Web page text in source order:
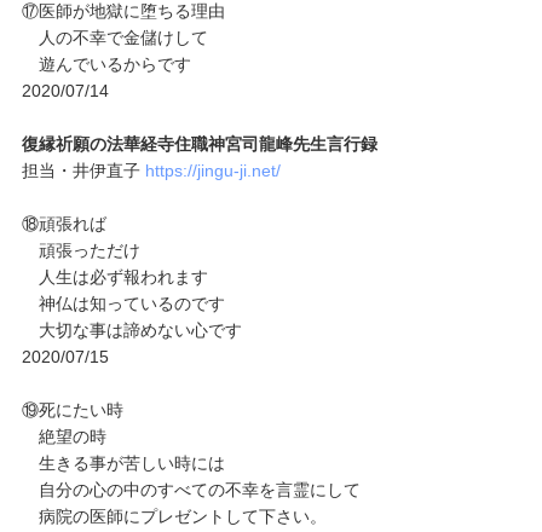
⑰医師が地獄に堕ちる理由
人の不幸で金儲けして
遊んでいるからです
2020/07/14
復縁祈願の法華経寺住職神宮司龍峰先生言行録
担当・井伊直子 https://jingu-ji.net/
⑱頑張れば
頑張っただけ
人生は必ず報われます
神仏は知っているのです
大切な事は諦めない心です
2020/07/15
⑲死にたい時
絶望の時
生きる事が苦しい時には
自分の心の中のすべての不幸を言霊にして
病院の医師にプレゼントして下さい。